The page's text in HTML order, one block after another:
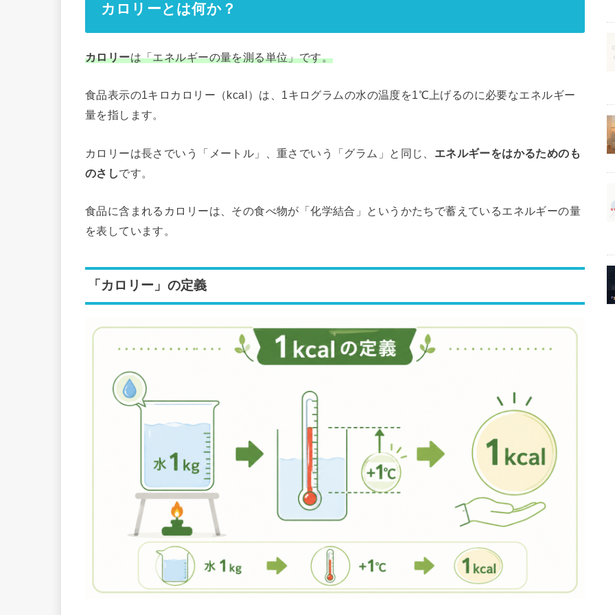
カロリーとは何か？
カロリーは「エネルギーの量を測る単位」です。
食品表示の1キロカロリー（kcal）は、1キログラムの水の温度を1℃上げるのに必要なエネルギー
量を指します。
カロリーは長さでいう「メートル」、重さでいう「グラム」と同じ、 エネルギーをはかるためのも
のさしです。
食品に含まれるカロリーは、その食べ物が「化学結合」というかたちで蓄えているエネルギーの量
を表しています。
「カロリー」の定義